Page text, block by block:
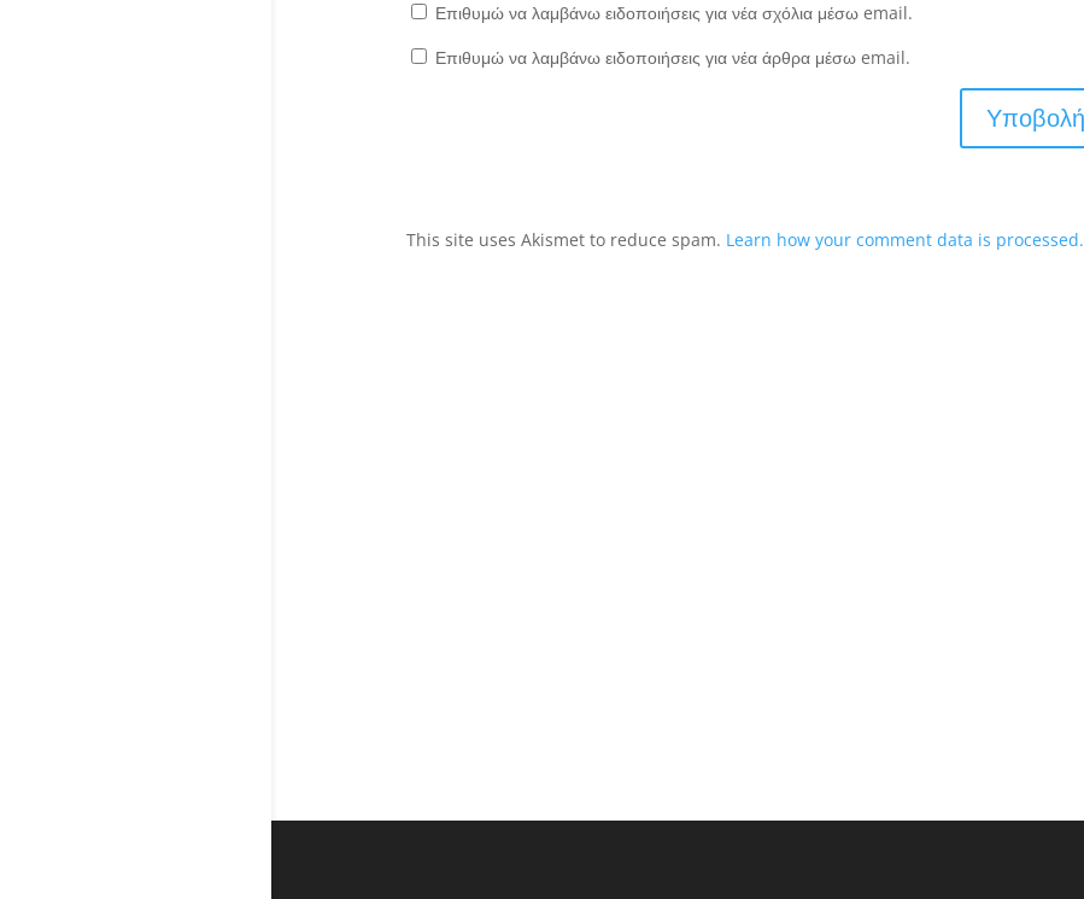
Επιθυμώ να λαμβάνω ειδοποιήσεις για νέα σχόλια μέσω email.
Επιθυμώ να λαμβάνω ειδοποιήσεις για νέα άρθρα μέσω email.
This site uses Akismet to reduce spam. Learn how your comment data is processed.